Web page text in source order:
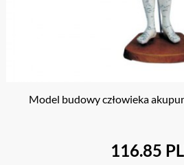
Model budowy człowieka
116.85